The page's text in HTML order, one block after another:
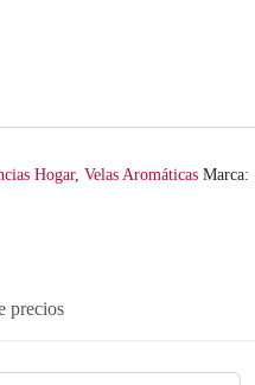
Hogar, Velas Aromáticas Marca:
precios